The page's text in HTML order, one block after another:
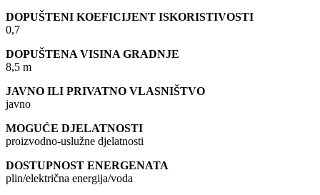
DOPUŠTENI KOEFICIJENT ISKORISTIVOSTI
0,7
DOPUŠTENA VISINA GRADNJE
8,5 m
JAVNO ILI PRIVATNO VLASNIŠTVO
javno
MOGUĆE DJELATNOSTI
proizvodno-uslužne djelatnosti
DOSTUPNOST ENERGENATA
plin/električna energija/voda